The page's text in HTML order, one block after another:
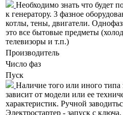
Необходимо знать что будет
к генератору. 3 фазное
котлы, тены, двигатели.
это все бытовые предметы
телевизоры и т.п.)
Производитель
Число фаз
Пуск
Наличие того или иного типа
зависит от модели или ее
характеристик. Ручной
Электростартер - запуск с ключа.